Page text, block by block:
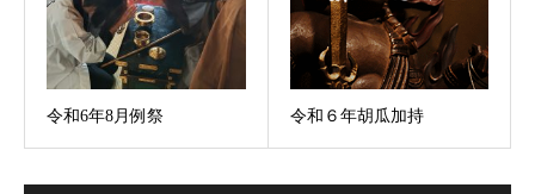
令和6年8月例祭 令和６年胡瓜加持